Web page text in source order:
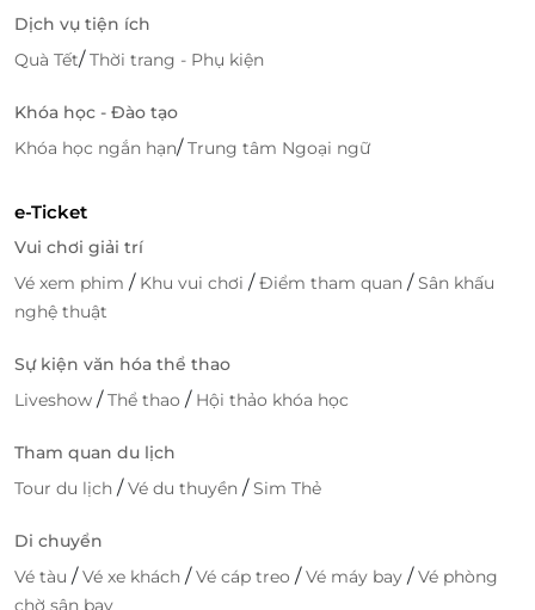
Dịch vụ tiện ích
Quà Tết/Thời trang - Phụ kiện
Khóa học - Đào tạo
Khóa học ngắn hạn/Trung tâm Ngoại ngữ
e-Ticket
Vui chơi giải trí
Vé xem phim / Khu vui chơi /Điểm tham quan /Sân khấu
nghệ thuật
Sự kiện văn hóa thể thao
Liveshow /Thể thao / Hội thảo khóa học
Tham quan du lịch
Tour du lịch /Vé du thuyền /Sim Thẻ
Di chuyển
Vé tàu /Vé xe khách /Vé cáp treo /Vé máy bay /Vé phòng
chờ sân bay